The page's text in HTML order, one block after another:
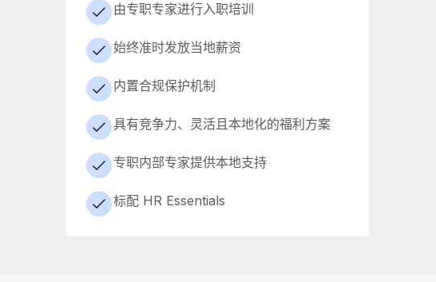
由专职专家进行入职培训
始终准时发放当地薪资
内置合规保护机制
具有竞争力、灵活且本地化的福利方案
专职内部专家提供本地支持
标配 HR Essentials